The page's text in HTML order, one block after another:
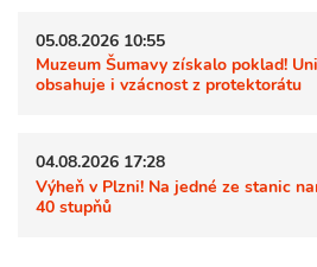
05.08.2026 10:55
Muzeum Šumavy získalo poklad!
obsahuje i vzácnost z protektorátu
04.08.2026 17:28
Výheň v Plzni! Na jedné ze stanic
40 stupňů